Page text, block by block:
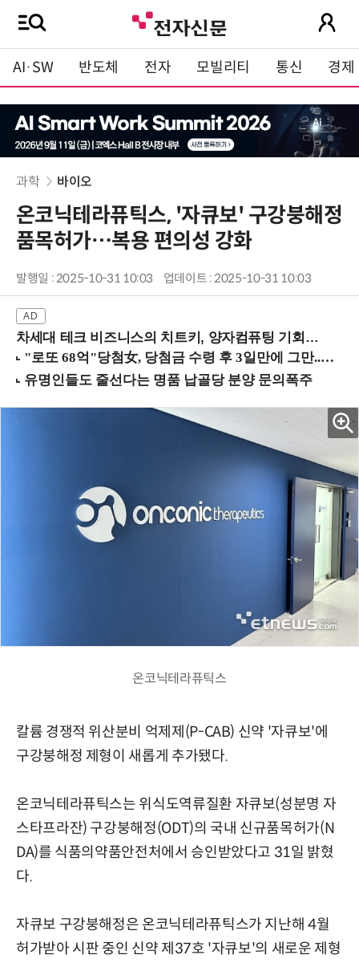
AI·SW 반도체 전자 모빌리티 통신 경제
과학 바이오
온코닉테라퓨틱스, '자큐보' 구강붕해정
품목허가…복용 편의성 강화
발행일 : 2025-10-31 10:03 업데이트 : 2025-10-31 10:03
차세대 테크 비즈니스의 치트키, 양자컴퓨팅 기회를 선점하라! (8/28 강남역)
온코닉테라퓨틱스
칼륨 경쟁적 위산분비 억제제(P-CAB) 신약 '자큐보'에
구강붕해정 제형이 새롭게 추가됐다.
온코닉테라퓨틱스는 위식도역류질환 자큐보(성분명 자
스타프라잔) 구강붕해정(ODT)의 국내 신규품목허가(N
DA)를 식품의약품안전처에서 승인받았다고 31일 밝혔
다.
자큐보 구강붕해정은 온코닉테라퓨틱스가 지난해 4월
허가받아 시판 중인 신약 제37호 '자큐보'의 새로운 제형